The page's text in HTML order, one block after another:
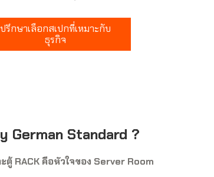
ปรึกษาเลือกสเปกที่เหมาะกับ
ธุรกิจ
German Standard ?
ตู้ RACK คือหัวใจของ Server Room